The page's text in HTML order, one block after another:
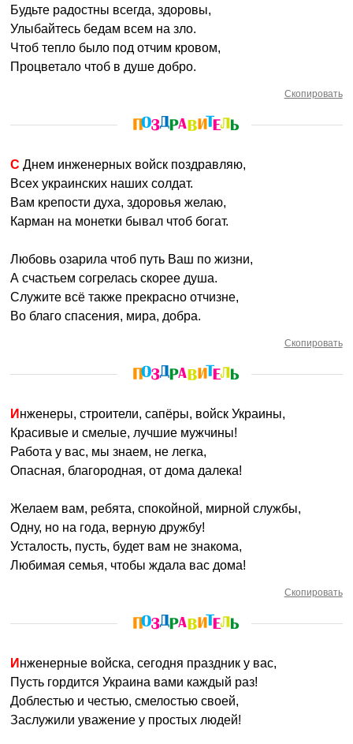
Будьте радостны всегда, здоровы,
Улыбайтесь бедам всем на зло.
Чтоб тепло было под отчим кровом,
Процветало чтоб в душе добро.
Скопировать
С Днем инженерных войск поздравляю,
Всех украинских наших солдат.
Вам крепости духа, здоровья желаю,
Карман на монетки бывал чтоб богат.
Любовь озарила чтоб путь Ваш по жизни,
А счастьем согрелась скорее душа.
Служите всё также прекрасно отчизне,
Во благо спасения, мира, добра.
Скопировать
Инженеры, строители, сапёры, войск Украины,
Красивые и смелые, лучшие мужчины!
Работа у вас, мы знаем, не легка,
Опасная, благородная, от дома далека!
Желаем вам, ребята, спокойной, мирной службы,
Одну, но на года, верную дружбу!
Усталость, пусть, будет вам не знакома,
Любимая семья, чтобы ждала вас дома!
Скопировать
Инженерные войска, сегодня праздник у вас,
Пусть гордится Украина вами каждый раз!
Доблестью и честью, смелостью своей,
Заслужили уважение у простых людей!